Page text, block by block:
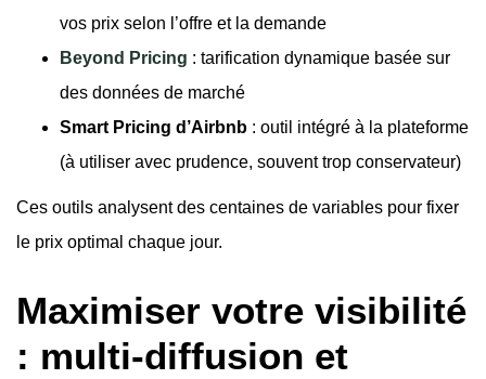
vos prix selon l’offre et la demande
Beyond Pricing : tarification dynamique basée sur
des données de marché
Smart Pricing d’Airbnb : outil intégré à la plateforme
(à utiliser avec prudence, souvent trop conservateur)
Ces outils analysent des centaines de variables pour fixer
le prix optimal chaque jour.
Maximiser votre visibilité
: multi-diffusion et